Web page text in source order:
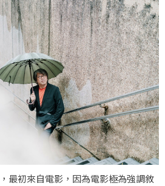
最初來自電影，因為電影極為強調敘